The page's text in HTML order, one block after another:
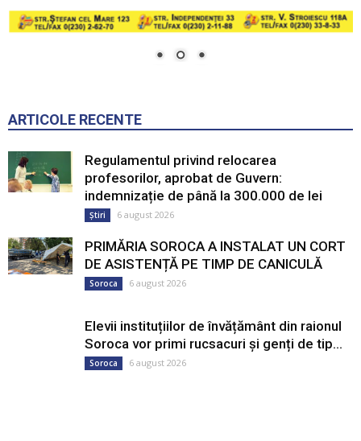
ARTICOLE RECENTE
Regulamentul privind relocarea
profesorilor, aprobat de Guvern:
indemnizație de până la 300.000 de lei
Știri 6 august 2026
PRIMĂRIA SOROCA A INSTALAT UN CORT
DE ASISTENȚĂ PE TIMP DE CANICULĂ
Soroca 6 august 2026
Elevii instituțiilor de învățământ din raionul
Soroca vor primi rucsacuri și genți de tip...
Soroca 6 august 2026